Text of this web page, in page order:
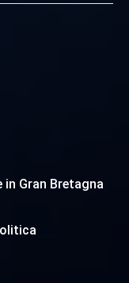
Gran Bretagna